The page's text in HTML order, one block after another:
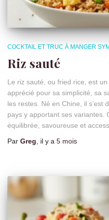
COCKTAIL ET TRUC À MANGER
Riz sauté
Le riz sauté, ou fried rice, est un
apprécié pour sa simplicité, sa
les restes. Né en Chine, il s’est
pays y apportant ses variantes.
équilibrée, savoureuse et
Par Greg , il y a 5 mois